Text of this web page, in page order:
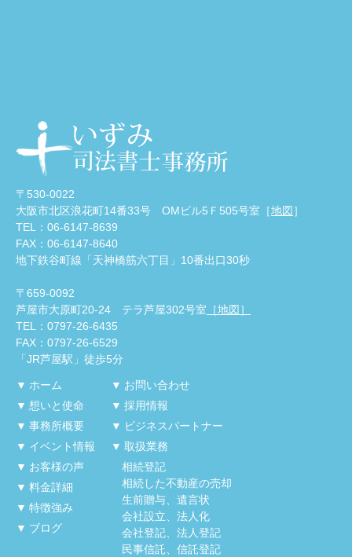
〒530-0022
大阪市北区浪花町14番33号 OMビル5Ｆ505号室［地図 ］
TEL：06-6147-8639
FAX：06-6147-8640
地下鉄谷町線「天神橋筋六丁目」10番出口30秒
〒659-0092
芦屋市大原町20-24 テラ芦屋302号室 ［地図］
TEL：0797-26-6435
FAX：0797-26-6529
「JR芦屋駅」徒歩5分
ホーム
想いと使命
事務所概要
イベント情報
お客様の声
料金詳細
特徴強み
ブログ
お問い合わせ
採用情報
ビジネスパートナー
取扱業務
相続登記
相続した不動産の売却
生前贈与、遺言状
会社設立、法人化
会社登記、法人登記
民事信託、信託登記